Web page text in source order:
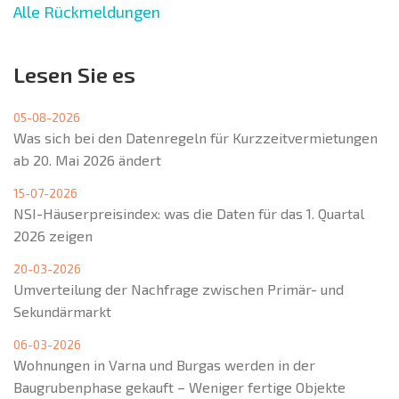
Alle Rückmeldungen
Lesen Sie es
05-08-2026
Was sich bei den Datenregeln für Kurzzeitvermietungen
ab 20. Mai 2026 ändert
15-07-2026
NSI-Häuserpreisindex: was die Daten für das 1. Quartal
2026 zeigen
20-03-2026
Umverteilung der Nachfrage zwischen Primär- und
Sekundärmarkt
06-03-2026
Wohnungen in Varna und Burgas werden in der
Baugrubenphase gekauft – Weniger fertige Objekte